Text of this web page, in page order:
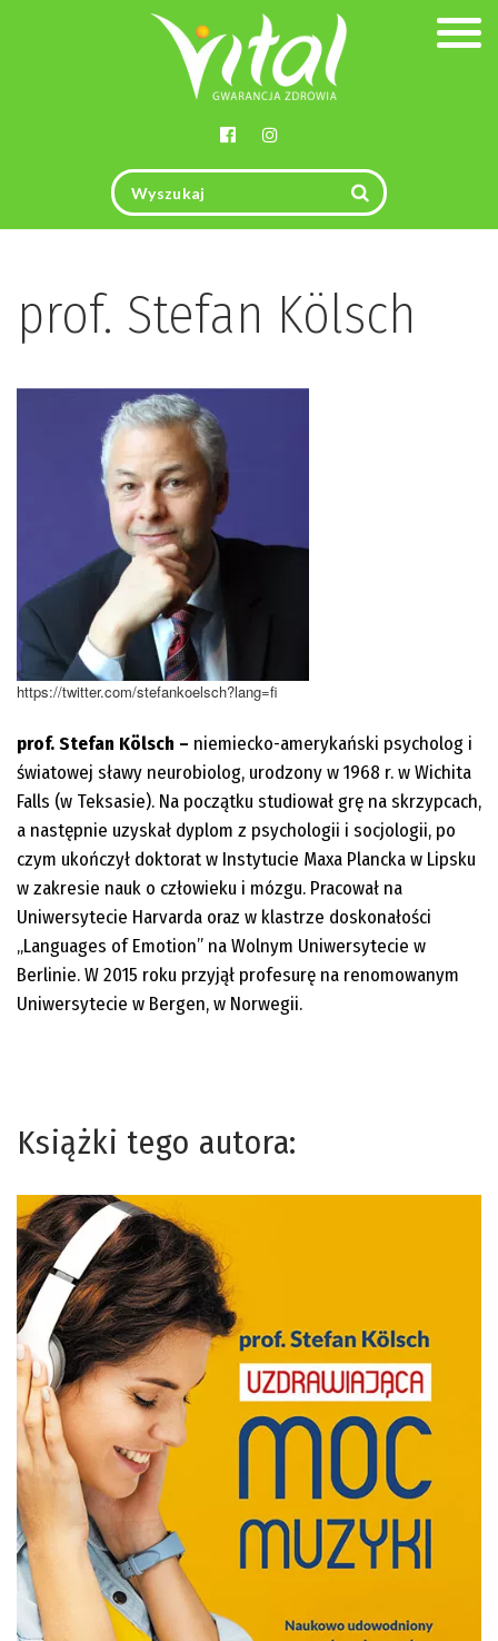
prof. Stefan Kölsch
https://twitter.com/stefankoelsch?lang=fi
prof. Stefan Kölsch – niemiecko-amerykański psycholog i
światowej sławy neurobiolog, urodzony w 1968 r. w Wichita
Falls (w Teksasie). Na początku studiował grę na skrzypcach,
a następnie uzyskał dyplom z psychologii i socjologii, po
czym ukończył doktorat w Instytucie Maxa Plancka w Lipsku
w zakresie nauk o człowieku i mózgu. Pracował na
Uniwersytecie Harvarda oraz w klastrze doskonałości
„Languages of Emotion” na Wolnym Uniwersytecie w
Berlinie. W 2015 roku przyjął profesurę na renomowanym
Uniwersytecie w Bergen, w Norwegii.
Książki tego autora: